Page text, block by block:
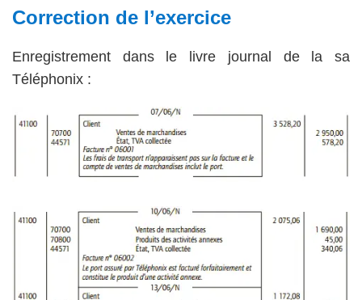
Correction de l’exercice
Enregistrement dans le livre journal de la sa
Téléphonix :